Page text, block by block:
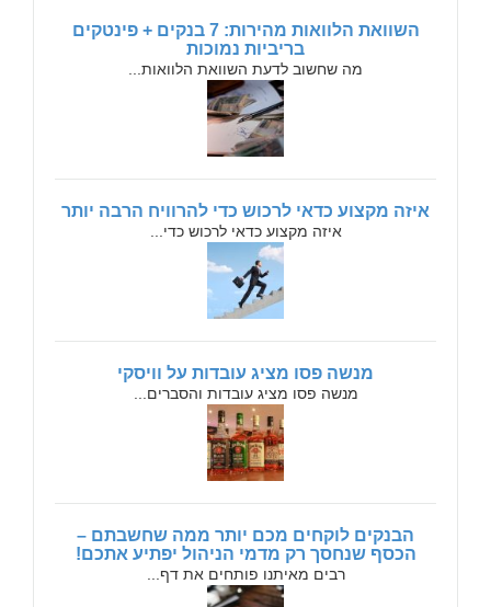
השוואת הלוואות מהירות: 7 בנקים + פינטקים
בריביות נמוכות
מה שחשוב לדעת השוואת הלוואות...
איזה מקצוע כדאי לרכוש כדי להרוויח הרבה יותר
איזה מקצוע כדאי לרכוש כדי...
מנשה פסו מציג עובדות על וויסקי
מנשה פסו מציג עובדות והסברים...
הבנקים לוקחים מכם יותר ממה שחשבתם –
הכסף שנחסך רק מדמי הניהול יפתיע אתכם!
רבים מאיתנו פותחים את דף...